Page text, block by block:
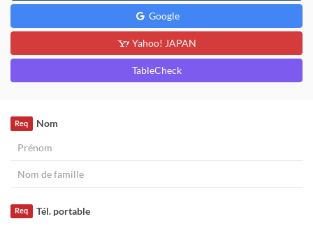
Google
Yahoo! JAPAN
TableCheck
Nom
Req
Tél. portable
Req